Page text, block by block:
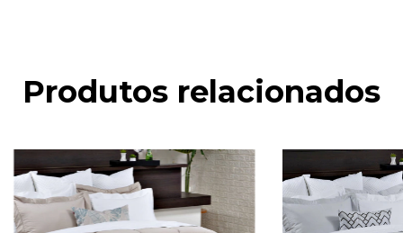
Produtos relacionados